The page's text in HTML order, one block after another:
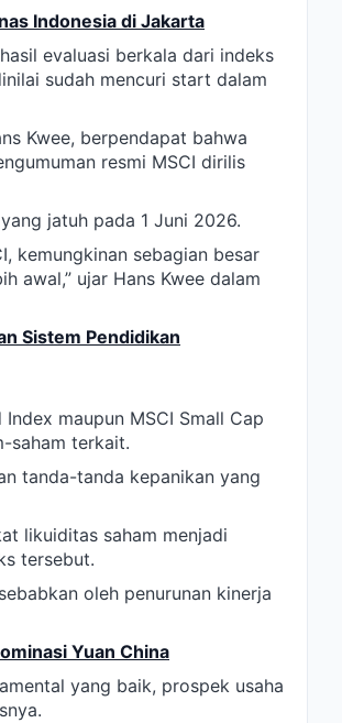
Indonesia di Jakarta
evaluasi berkala dari indeks
sudah mencuri start dalam
Kwee, berpendapat bahwa
resmi MSCI dirilis
jatuh pada 1 Juni 2026.
kemungkinan sebagian besar
awal,” ujar Hans Kwee dalam
Sistem Pendidikan
maupun MSCI Small Cap
saham terkait.
tanda-tanda kepanikan yang
likuiditas saham menjadi
tersebut.
oleh penurunan kinerja
Yuan China
yang baik, prospek usaha